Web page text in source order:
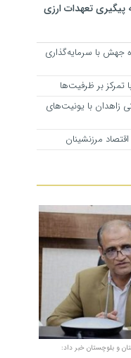
تعهدات ارزی
جهش با سرمایه‌گذاری
تمرکز بر ظرفیت‌ها
زاهدان با یونیت‌های
مرزنشینان
و بلوچستان خبر داد: